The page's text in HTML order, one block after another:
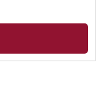
ちら